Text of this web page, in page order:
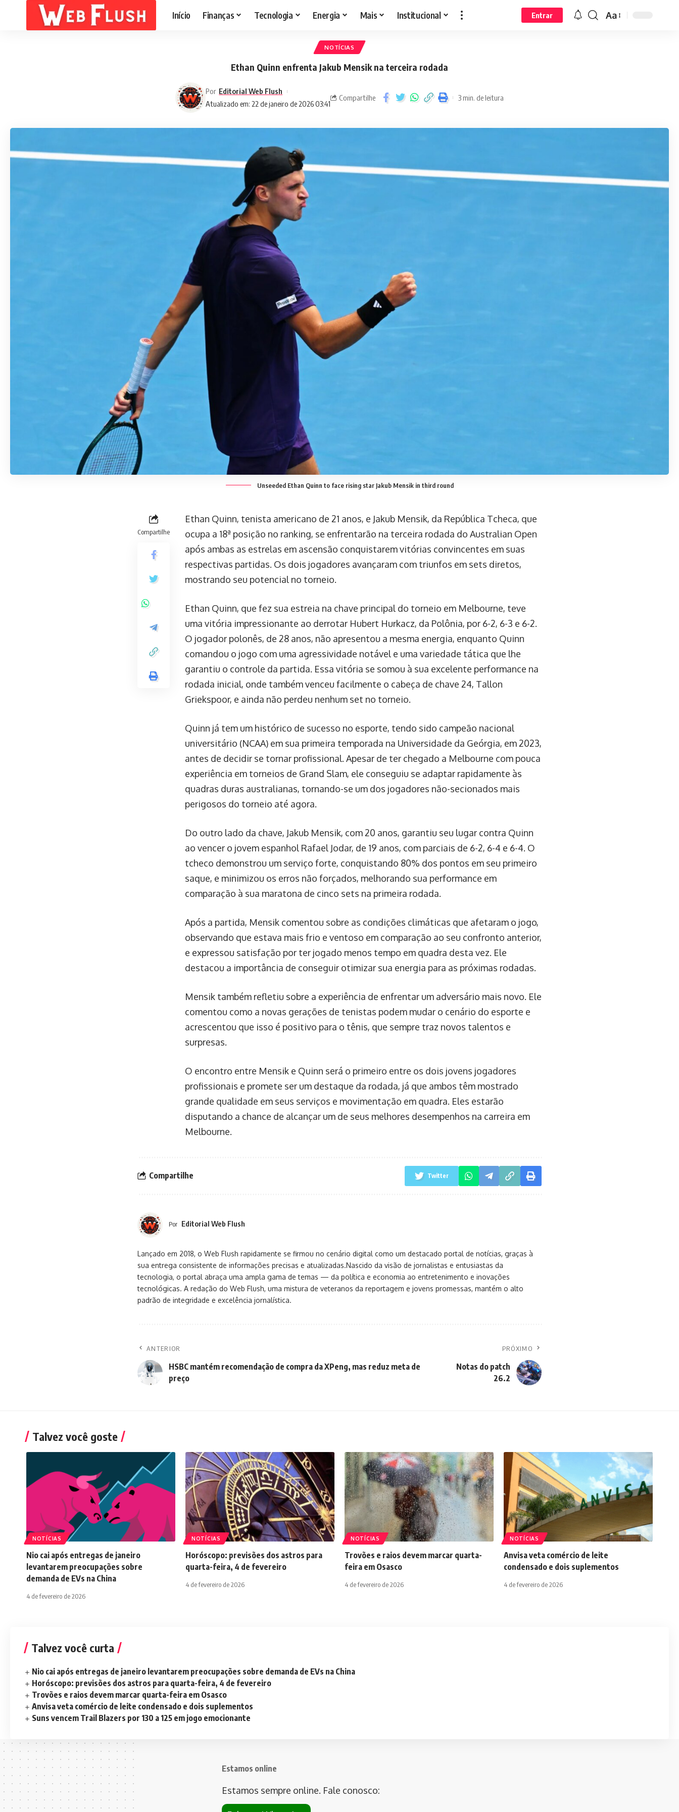
Início Finanças Tecnologia Energia Mais Institucional Entrar Aa
NOTÍCIAS
Ethan Quinn enfrenta Jakub Mensik na terceira rodada
Atualizado em: 22 de janeiro de 2026 03:41
Por Editorial Web Flush
Compartilhe 3 min. de leitura
Unseeded Ethan Quinn to face rising star Jakub Mensik in third round
Compartilhe
Ethan Quinn, tenista americano de 21 anos, e Jakub Mensik, da República Tcheca, que
ocupa a 18ª posição no ranking, se enfrentarão na terceira rodada do Australian Open
após ambas as estrelas em ascensão conquistarem vitórias convincentes em suas
respectivas partidas. Os dois jogadores avançaram com triunfos em sets diretos,
mostrando seu potencial no torneio.
Ethan Quinn, que fez sua estreia na chave principal do torneio em Melbourne, teve
uma vitória impressionante ao derrotar Hubert Hurkacz, da Polônia, por 6-2, 6-3 e 6-2.
O jogador polonês, de 28 anos, não apresentou a mesma energia, enquanto Quinn
comandou o jogo com uma agressividade notável e uma variedade tática que lhe
garantiu o controle da partida. Essa vitória se somou à sua excelente performance na
rodada inicial, onde também venceu facilmente o cabeça de chave 24, Tallon
Griekspoor, e ainda não perdeu nenhum set no torneio.
Quinn já tem um histórico de sucesso no esporte, tendo sido campeão nacional
universitário (NCAA) em sua primeira temporada na Universidade da Geórgia, em 2023,
antes de decidir se tornar profissional. Apesar de ter chegado a Melbourne com pouca
experiência em torneios de Grand Slam, ele conseguiu se adaptar rapidamente às
quadras duras australianas, tornando-se um dos jogadores não-secionados mais
perigosos do torneio até agora.
Do outro lado da chave, Jakub Mensik, com 20 anos, garantiu seu lugar contra Quinn
ao vencer o jovem espanhol Rafael Jodar, de 19 anos, com parciais de 6-2, 6-4 e 6-4. O
tcheco demonstrou um serviço forte, conquistando 80% dos pontos em seu primeiro
saque, e minimizou os erros não forçados, melhorando sua performance em
comparação à sua maratona de cinco sets na primeira rodada.
Após a partida, Mensik comentou sobre as condições climáticas que afetaram o jogo,
observando que estava mais frio e ventoso em comparação ao seu confronto anterior,
e expressou satisfação por ter jogado menos tempo em quadra desta vez. Ele
destacou a importância de conseguir otimizar sua energia para as próximas rodadas.
Mensik também refletiu sobre a experiência de enfrentar um adversário mais novo. Ele
comentou como a novas gerações de tenistas podem mudar o cenário do esporte e
acrescentou que isso é positivo para o tênis, que sempre traz novos talentos e
surpresas.
O encontro entre Mensik e Quinn será o primeiro entre os dois jovens jogadores
profissionais e promete ser um destaque da rodada, já que ambos têm mostrado
grande qualidade em seus serviços e movimentação em quadra. Eles estarão
disputando a chance de alcançar um de seus melhores desempenhos na carreira em
Melbourne.
Compartilhe Twitter
Por Editorial Web Flush
Lançado em 2018, o Web Flush rapidamente se firmou no cenário digital como um destacado portal de notícias, graças à
sua entrega consistente de informações precisas e atualizadas.Nascido da visão de jornalistas e entusiastas da
tecnologia, o portal abraça uma ampla gama de temas — da política e economia ao entretenimento e inovações
tecnológicas. A redação do Web Flush, uma mistura de veteranos da reportagem e jovens promessas, mantém o alto
padrão de integridade e excelência jornalística.
ANTERIOR
HSBC mantém recomendação de compra da XPeng, mas reduz meta de
preço
PRÓXIMO
Notas do patch
26.2
Talvez você goste
NOTÍCIAS
Nio cai após entregas de janeiro
levantarem preocupações sobre
demanda de EVs na China
4 de fevereiro de 2026
NOTÍCIAS
Horóscopo: previsões dos astros para
quarta-feira, 4 de fevereiro
4 de fevereiro de 2026
NOTÍCIAS
Trovões e raios devem marcar quarta-
feira em Osasco
4 de fevereiro de 2026
NOTÍCIAS
Anvisa veta comércio de leite
condensado e dois suplementos
4 de fevereiro de 2026
Talvez você curta
Nio cai após entregas de janeiro levantarem preocupações sobre demanda de EVs na China
Horóscopo: previsões dos astros para quarta-feira, 4 de fevereiro
Trovões e raios devem marcar quarta-feira em Osasco
Anvisa veta comércio de leite condensado e dois suplementos
Suns vencem Trail Blazers por 130 a 125 em jogo emocionante
Estamos online
Estamos sempre online. Fale conosco: